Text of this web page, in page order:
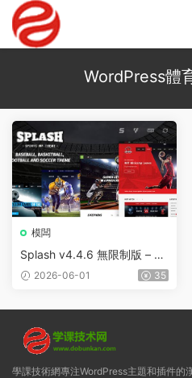
WordPress體
模闆
Splash v4.4.6 無限制版 – W
ordPress體育俱樂部主題
2026-06-01 35
學課技術網專注WordPress主題和插件的